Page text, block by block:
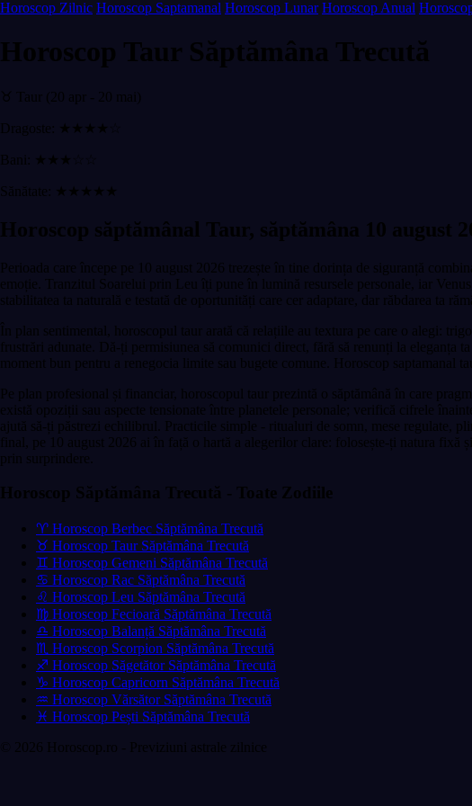
Horoscop Zilnic Horoscop Saptamanal Horoscop Lunar Horoscop Anual
Horoscop Taur Săptămâna Trecută
♉ Taur (20 apr - 20 mai)
Dragoste: ★★★★☆
Bani: ★★★☆☆
Sănătate: ★★★★★
Horoscop săptămânal Taur, săptămâna 10 august
Perioada care începe pe 10 august 2026 trezește în tine dorința de siguranță
emoție. Tranzitul Soarelui prin Leu îți pune în lumină resursele personale, iar
stabilitatea ta naturală e testată de oportunități care cer adaptare, dar răbdarea ta
În plan sentimental, horoscopul taur arată că relațiile au textura pe care o alegi:
frustrări adunate. Dă-ți permisiunea să comunici direct, fără să renunți la eleganța
moment bun pentru a renegocia limite sau bugete comune. Horoscop saptamanal
Pe plan profesional și financiar, horoscopul taur prezintă o săptămână în care
există opoziții sau aspecte tensionate între planetele personale; verifică cifrele
ajută să-ți păstrezi echilibrul. Practicile simple - ritualuri de somn, mese regulate,
final, pe 10 august 2026 ai în față o hartă a alegerilor clare: folosește-ți natura fixă
prin surprindere.
Horoscop Săptămâna Trecută - Toate Zodiile
♈ Horoscop Berbec Săptămâna Trecută
♉ Horoscop Taur Săptămâna Trecută
♊ Horoscop Gemeni Săptămâna Trecută
♋ Horoscop Rac Săptămâna Trecută
♌ Horoscop Leu Săptămâna Trecută
♍ Horoscop Fecioară Săptămâna Trecută
♎ Horoscop Balanță Săptămâna Trecută
♏ Horoscop Scorpion Săptămâna Trecută
♐ Horoscop Săgetător Săptămâna Trecută
♑ Horoscop Capricorn Săptămâna Trecută
♒ Horoscop Vărsător Săptămâna Trecută
♓ Horoscop Pești Săptămâna Trecută
© 2026 Horoscop.ro - Previziuni astrale zilnice